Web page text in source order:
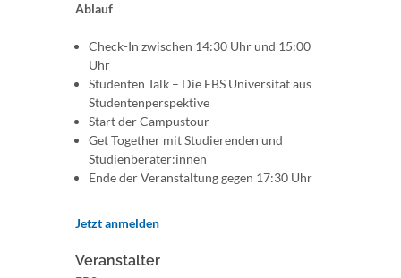
Ablauf
Check-In zwischen 14:30 Uhr und 15:00
Uhr
Studenten Talk – Die EBS Universität aus
Studentenperspektive
Start der Campustour
Get Together mit Studierenden und
Studienberater:innen
Ende der Veranstaltung gegen 17:30 Uhr
Jetzt anmelden
Veranstalter